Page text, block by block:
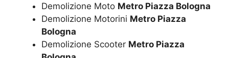
Demolizione Moto Metro Piazza Bologna
Demolizione Motorini Metro Piazza
Bologna
Demolizione Scooter Metro Piazza